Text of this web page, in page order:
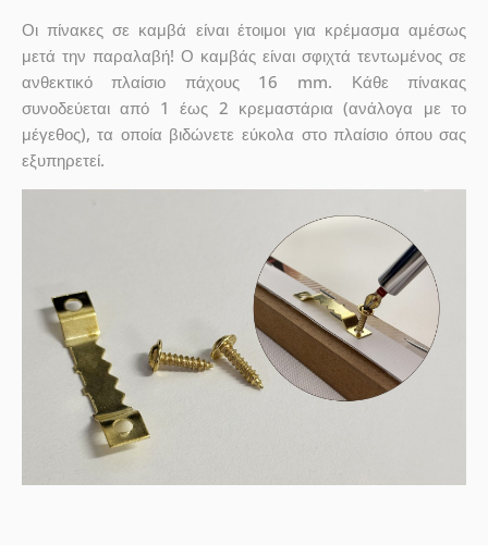
Οι πίνακες σε καμβά είναι έτοιμοι για κρέμασμα αμέσως
μετά την παραλαβή! Ο καμβάς είναι σφιχτά τεντωμένος σε
ανθεκτικό πλαίσιο πάχους 16 mm. Κάθε πίνακας
συνοδεύεται από 1 έως 2 κρεμαστάρια (ανάλογα με το
μέγεθος), τα οποία βιδώνετε εύκολα στο πλαίσιο όπου σας
εξυπηρετεί.